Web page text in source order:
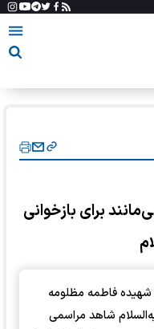
برای بازخوانی
فاطمه مظلومه
شاهد مراسمی